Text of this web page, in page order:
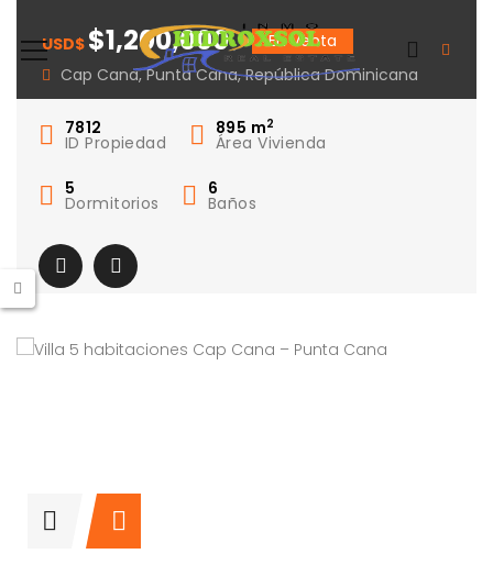
Cap Cana – Punta
Cana
USD$ $1,200,000
En Venta
Cap Cana, Punta Cana, República Dominicana
7812
ID Propiedad
895 m2
Área Vivienda
5
Dormitorios
6
Baños